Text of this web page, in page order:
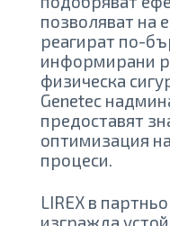
позволяват на
реагират по-
информирани
физическа
Genetec
предоставят
оптимизация
процеси.
LIREX в
изгражда